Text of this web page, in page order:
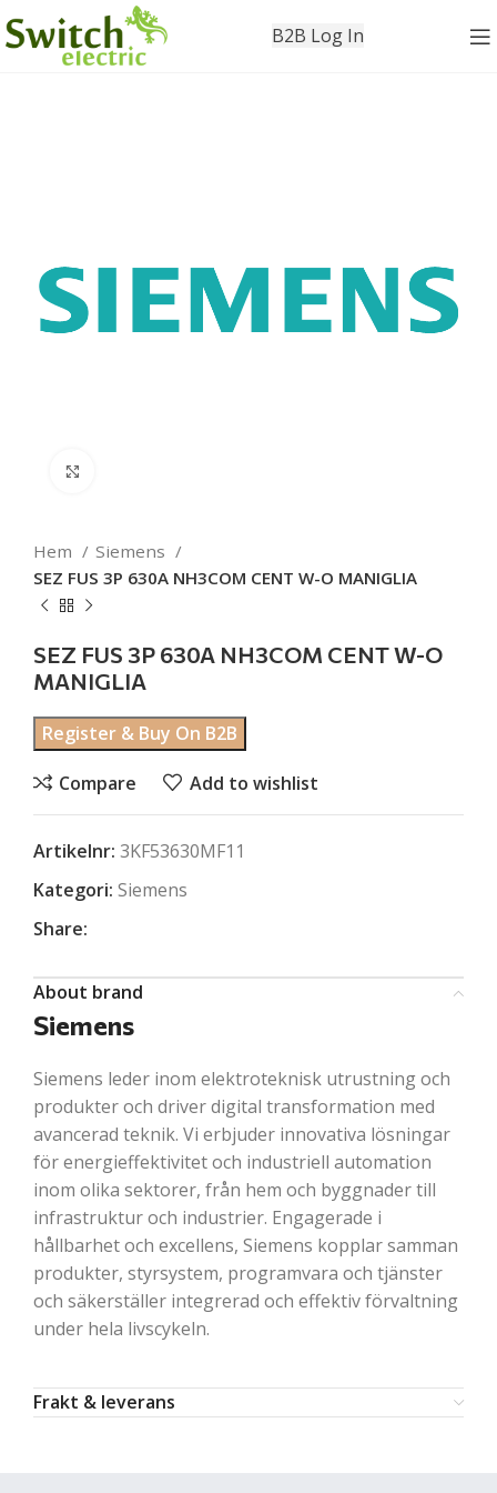
B2B Log In
Hem
Siemens
SEZ FUS 3P 630A NH3COM CENT W-O MANIGLIA
SEZ FUS 3P 630A NH3COM CENT W-O
MANIGLIA
Register & Buy On B2B
Compare Add to wishlist
Artikelnr: 3KF53630MF11
Kategori: Siemens
Share:
About brand
Siemens
Siemens leder inom elektroteknisk utrustning och
produkter och driver digital transformation med
avancerad teknik. Vi erbjuder innovativa lösningar
för energieffektivitet och industriell automation
inom olika sektorer, från hem och byggnader till
infrastruktur och industrier. Engagerade i
hållbarhet och excellens, Siemens kopplar samman
produkter, styrsystem, programvara och tjänster
och säkerställer integrerad och effektiv förvaltning
under hela livscykeln.
Frakt & leverans